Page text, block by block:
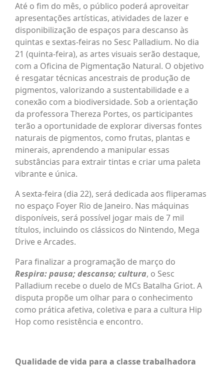
Até o fim do mês, o público poderá aproveitar
apresentações artísticas, atividades de lazer e
disponibilização de espaços para descanso às
quintas e sextas-feiras no Sesc Palladium. No dia
21 (quinta-feira), as artes visuais serão destaque,
com a Oficina de Pigmentação Natural. O objetivo
é resgatar técnicas ancestrais de produção de
pigmentos, valorizando a sustentabilidade e a
conexão com a biodiversidade. Sob a orientação
da professora Thereza Portes, os participantes
terão a oportunidade de explorar diversas fontes
naturais de pigmentos, como frutas, plantas e
minerais, aprendendo a manipular essas
substâncias para extrair tintas e criar uma paleta
vibrante e única.
A sexta-feira (dia 22), será dedicada aos fliperamas
no espaço Foyer Rio de Janeiro. Nas máquinas
disponíveis, será possível jogar mais de 7 mil
títulos, incluindo os clássicos do Nintendo, Mega
Drive e Arcades.
Para finalizar a programação de março do
Respira: pausa; descanso; cultura, o Sesc
Palladium recebe o duelo de MCs Batalha Griot. A
disputa propõe um olhar para o conhecimento
como prática afetiva, coletiva e para a cultura Hip
Hop como resistência e encontro.
Qualidade de vida para a classe trabalhadora